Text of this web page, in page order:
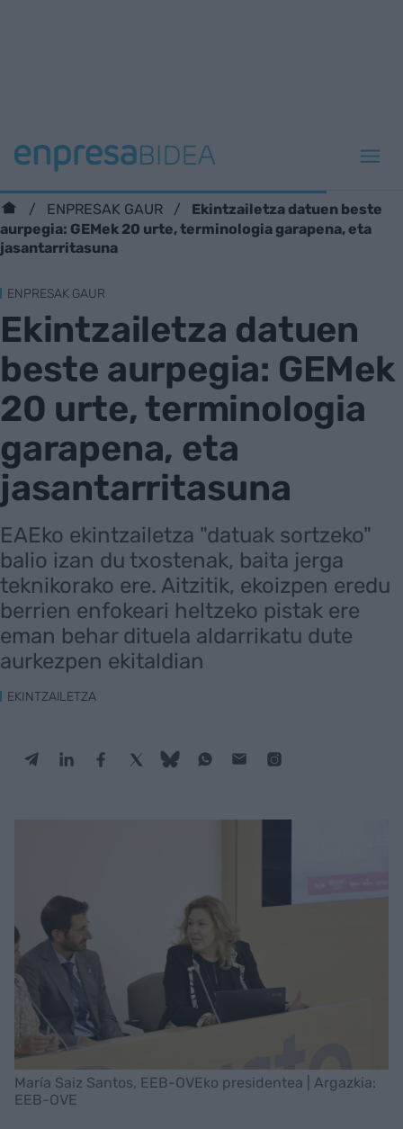
ENPRESAK GAUR
Ekintzailetza datuen beste
aurpegia: GEMek 20 urte, terminologia garapena, eta
jasantarritasuna
ENPRESAK GAUR
Ekintzailetza datuen
beste aurpegia: GEMek
20 urte, terminologia
garapena, eta
jasantarritasuna
EAEko ekintzailetza "datuak sortzeko"
balio izan du txostenak, baita jerga
teknikorako ere. Aitzitik, ekoizpen eredu
berrien enfokeari heltzeko pistak ere
eman behar dituela aldarrikatu dute
aurkezpen ekitaldian
EKINTZAILETZA
María Saiz Santos, EEB-OVEko presidentea | Argazkia:
EEB-OVE